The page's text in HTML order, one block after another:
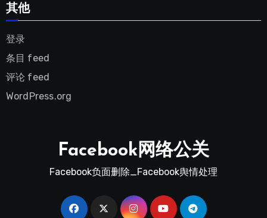
其他
登录
条目 feed
评论 feed
WordPress.org
Facebook网络公关
Facebook负面删除_Facebook舆情处理